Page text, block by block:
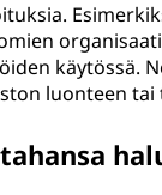
käytössä.
luonteen tai